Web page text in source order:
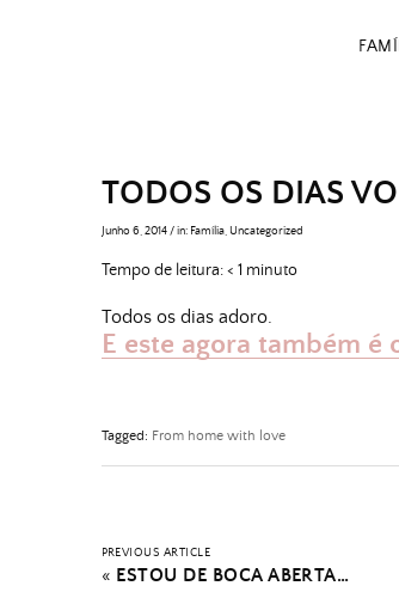
TODOS OS DIAS
Junho 6, 2014/in: Família, Uncategorized
Tempo de leitura:< 1 minuto
Todos os dias adoro.
E este agora também é
Tagged: From home with love
PREVIOUS ARTICLE
« ESTOU DE BOCA ABERTA…